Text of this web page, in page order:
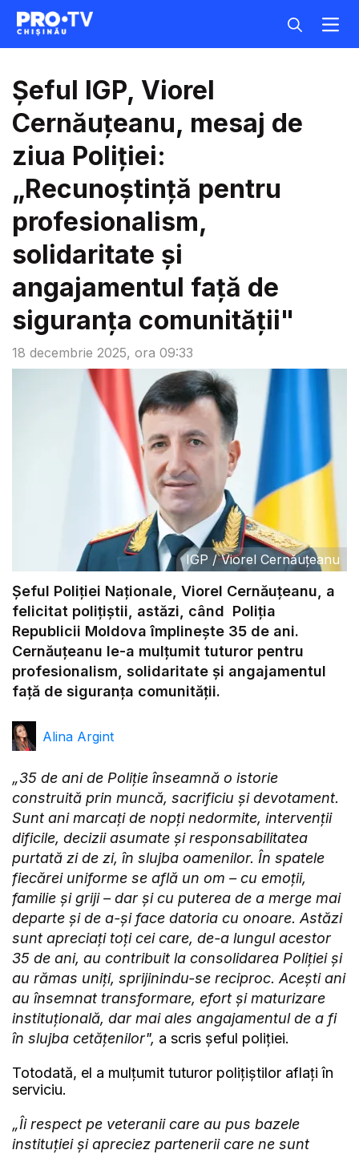
18 decembrie 2025, ora 09:33
Șeful IGP, Viorel
Cernăuțeanu, mesaj de
ziua Poliției:
„Recunoștință pentru
profesionalism,
solidaritate și
angajamentul față de
siguranța comunității"
IGP /Viorel Cernăuțeanu
Șeful Poliției Naționale, Viorel Cernăuțeanu, a
felicitat polițiștii, astăzi, când Poliția
Republicii Moldova împlinește 35 de ani.
Cernăuțeanu le-a mulțumit tuturor pentru
profesionalism, solidaritate și angajamentul
față de siguranța comunității.
Alina Argint
„35 de ani de Poliție înseamnă o istorie
construită prin muncă, sacrificiu și devotament.
Sunt ani marcați de nopți nedormite, intervenții
dificile, decizii asumate și responsabilitatea
purtată zi de zi, în slujba oamenilor. În spatele
fiecărei uniforme se află un om – cu emoții,
familie și griji – dar și cu puterea de a merge mai
departe și de a-și face datoria cu onoare. Astăzi
sunt apreciați toți cei care, de-a lungul acestor
35 de ani, au contribuit la consolidarea Poliției și
au rămas uniți, sprijinindu-se reciproc. Acești ani
au însemnat transformare, efort și maturizare
instituțională, dar mai ales angajamentul de a fi
în slujba cetățenilor", a scris șeful poliției.
Totodată, el a mulțumit tuturor polițiștilor aflați în
serviciu.
„Îi respect pe veteranii care au pus bazele
instituției și apreciez partenerii care ne sunt